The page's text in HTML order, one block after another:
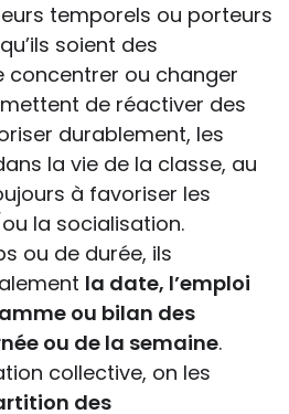
temporels ou porteurs
soient des
concentrer ou changer
de réactiver des
durablement, les
la vie de la classe, au
à favoriser les
la socialisation.
ou de durée, ils
la date, l’emploi
ou bilan des
ou de la semaine.
collective, on les
des